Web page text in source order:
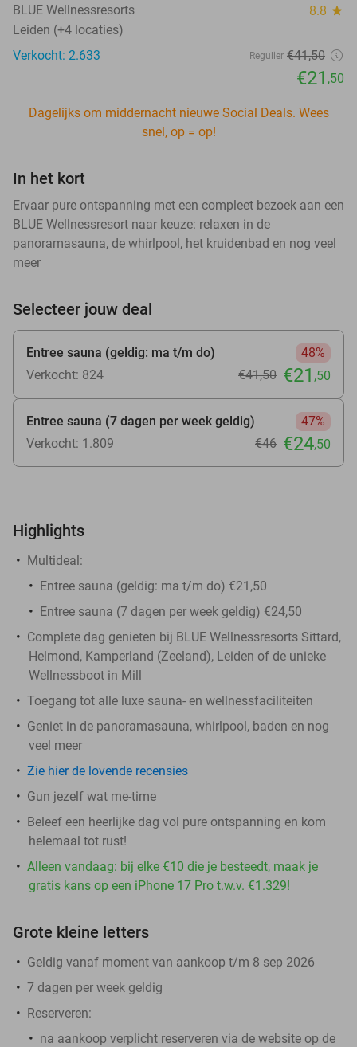
BLUE Wellnessresorts 8.8 star
Leiden (+4 locaties)
Verkocht: 2.633
Regulier €41,50
€21 ,50
Dagelijks om middernacht nieuwe Social Deals. Wees
snel, op = op!
In het kort
Ervaar pure ontspanning met een compleet bezoek aan een
BLUE Wellnessresort naar keuze: relaxen in de
panoramasauna, de whirlpool, het kruidenbad en nog veel
meer
Selecteer jouw deal
Entree sauna (geldig: ma t/m do)
48%
Verkocht: 824
€41,50 €21 ,50
Entree sauna (7 dagen per week geldig)
47%
Verkocht: 1.809
€46 €24,50
Highlights
Multideal:
Entree sauna (geldig: ma t/m do) €21,50
Entree sauna (7 dagen per week geldig) €24,50
Complete dag genieten bij BLUE Wellnessresorts Sittard,
Helmond, Kamperland (Zeeland), Leiden of de unieke
Wellnessboot in Mill
Toegang tot alle luxe sauna- en wellnessfaciliteiten
Geniet in de panoramasauna, whirlpool, baden en nog
veel meer
Zie hier de lovende recensies
Gun jezelf wat me-time
Beleef een heerlijke dag vol pure ontspanning en kom
helemaal tot rust!
Alleen vandaag: bij elke €10 die je besteedt, maak je
gratis kans op een iPhone 17 Pro t.w.v. €1.329!
Grote kleine letters
Geldig vanaf moment van aankoop t/m 8 sep 2026
7 dagen per week geldig
Reserveren:
na aankoop verplicht reserveren via de website op de